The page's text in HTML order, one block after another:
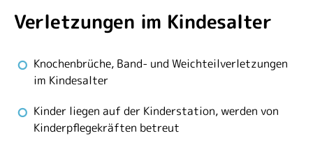
Verletzungen im Kindesalter
Knochenbrüche, Band- und Weichteilverletzungen
im Kindesalter
Kinder liegen auf der Kinderstation, werden von
Kinderpflegekräften betreut